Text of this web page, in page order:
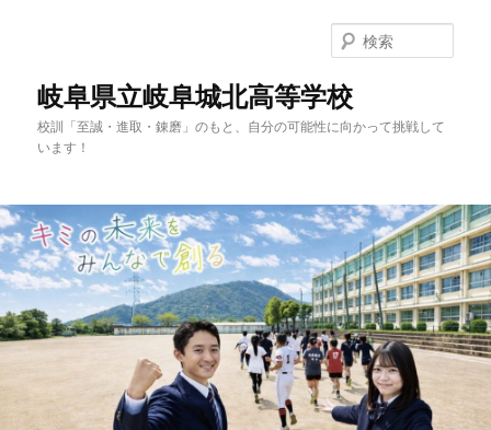
岐阜県立岐阜城北高等学校
校訓「至誠・進取・錬磨」のもと、自分の可能性に向かって挑戦して
います！
索